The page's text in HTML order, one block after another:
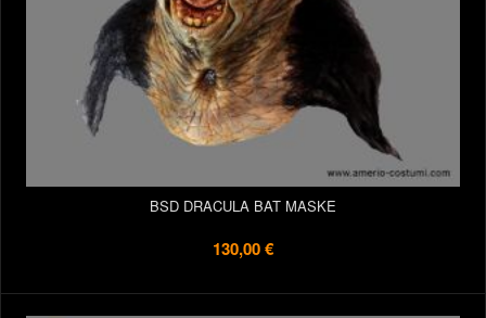
BSD DRACULA BAT MASKE
130,00 €